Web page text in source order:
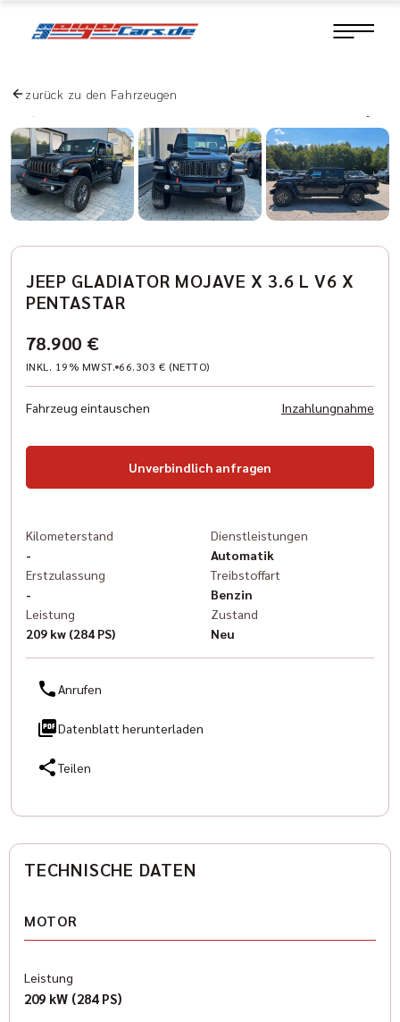
zurück zu den Fahrzeugen
JEEP GLADIATOR MOJAVE X 3.6 L V6 X
PENTASTAR
78.900 €
INKL. 19% MWST. 66.303 € (NETTO)
Fahrzeug eintauschen Inzahlungnahme
Unverbindlich anfragen
Kilometerstand
-
Erstzulassung
-
Leistung
209 kw (284 PS)
Dienstleistungen
Automatik
Treibstoffart
Benzin
Zustand
Neu
Anrufen
Datenblatt herunterladen
Teilen
TECHNISCHE DATEN
MOTOR
Leistung
209 kW (284 PS)